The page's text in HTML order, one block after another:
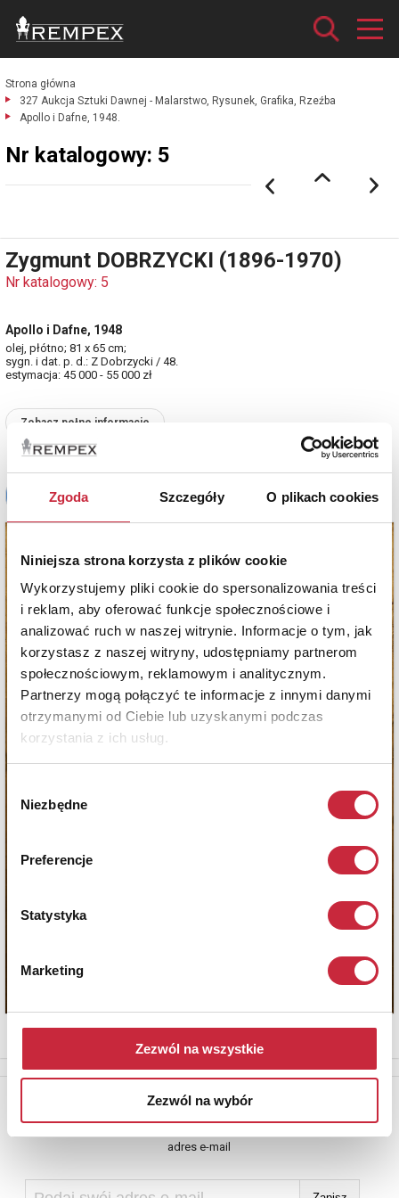
Zgoda Szczegóły O plikach cookies
Niniejsza strona korzysta z plików cookie
Wykorzystujemy pliki cookie do spersonalizowania treści
i reklam, aby oferować funkcje społecznościowe i
analizować ruch w naszej witrynie. Informacje o tym, jak
korzystasz z naszej witryny, udostępniamy partnerom
społecznościowym, reklamowym i analitycznym.
Partnerzy mogą połączyć te informacje z innymi danymi
otrzymanymi od Ciebie lub uzyskanymi podczas
korzystania z ich usług.
zgody
Niezbędne
Preferencje
Statystyka
Marketing
Zezwól na wszystkie
Zezwól na wybór
Strona główna
327 Aukcja Sztuki Dawnej - Malarstwo, Rysunek, Grafika, Rzeźba
Apollo i Dafne, 1948.
Nr katalogowy: 5
Zygmunt DOBRZYCKI (1896-1970)
Nr katalogowy: 5
Apollo i Dafne, 1948
olej, płótno; 81 x 65 cm;
sygn. i dat. p. d.: Z Dobrzycki / 48.
estymacja: 45 000 - 55 000 zł
Zobacz pełne informacje
Newsletter
adres e-mail